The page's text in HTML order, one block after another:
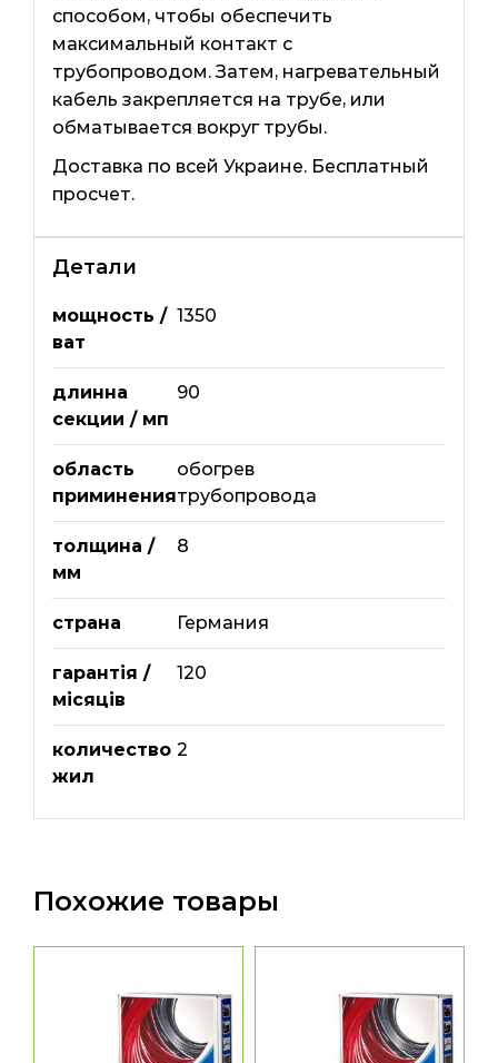
способом, чтобы обеспечить
максимальный контакт с
трубопроводом. Затем, нагревательный
кабель закрепляется на трубе, или
обматывается вокруг трубы.
Доставка по всей Украине. Бесплатный
просчет.
Детали
мощность /
ват
1350
длинна
секции / мп
90
область
приминения
обогрев
трубопровода
толщина /
мм
8
страна Германия
гарантія /
місяців
120
количество
жил
2
Похожие товары